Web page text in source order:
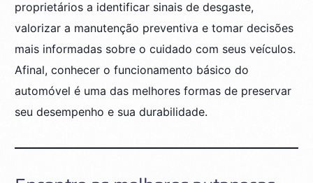
proprietários a identificar sinais de desgaste,
valorizar a manutenção preventiva e tomar decisões
mais informadas sobre o cuidado com seus veículos.
Afinal, conhecer o funcionamento básico do
automóvel é uma das melhores formas de preservar
seu desempenho e sua durabilidade.